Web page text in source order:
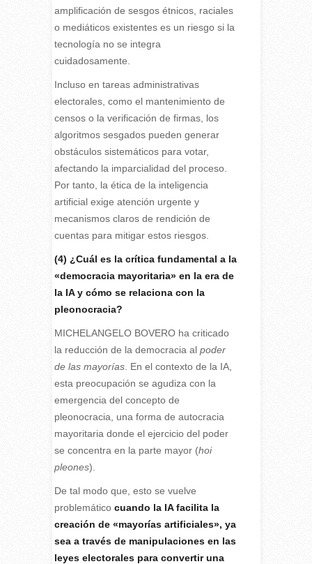
amplificación de sesgos étnicos, raciales
o mediáticos existentes es un riesgo si la
tecnología no se integra
cuidadosamente.
Incluso en tareas administrativas
electorales, como el mantenimiento de
censos o la verificación de firmas, los
algoritmos sesgados pueden generar
obstáculos sistemáticos para votar,
afectando la imparcialidad del proceso.
Por tanto, la ética de la inteligencia
artificial exige atención urgente y
mecanismos claros de rendición de
cuentas para mitigar estos riesgos.
(4) ¿Cuál es la crítica fundamental a la
«democracia mayoritaria» en la era de
la IA y cómo se relaciona con la
pleonocracia?
MICHELANGELO BOVERO ha criticado
la reducción de la democracia al poder
de las mayorías. En el contexto de la IA,
esta preocupación se agudiza con la
emergencia del concepto de
pleonocracia, una forma de autocracia
mayoritaria donde el ejercicio del poder
se concentra en la parte mayor (hoi
pleones).
De tal modo que, esto se vuelve
problemáticocuando la IA facilita la
creación de «mayorías artificiales», ya
sea a través de manipulaciones en las
leyes electorales para convertir una